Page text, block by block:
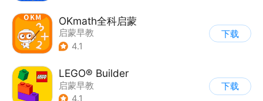
OKmath全科启蒙
启蒙早教
4.1
下载
LEGO® Builder
启蒙早教
4.1
下载